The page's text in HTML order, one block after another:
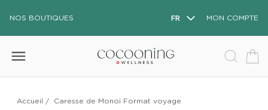
NOS BOUTIQUES FR MON COMPTE
menu
Accueil / Caresse de Monoï Format voyage